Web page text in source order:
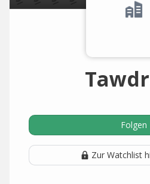
Folgen
Zur Watchlist